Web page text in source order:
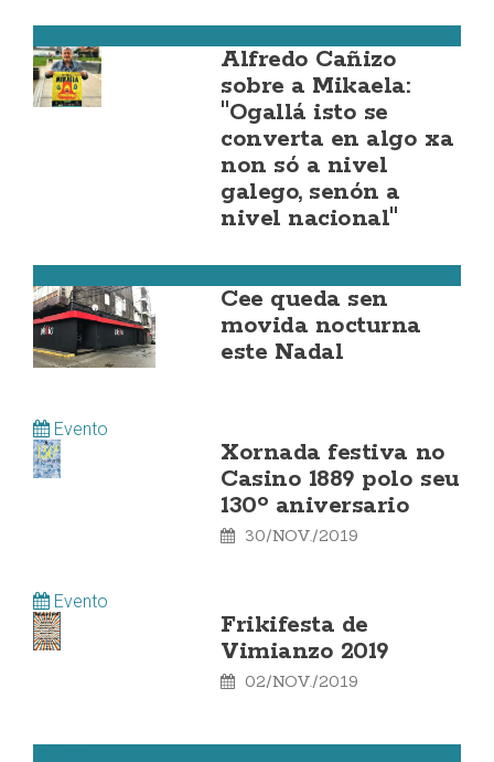
Alfredo Cañizo
sobre a Mikaela:
"Ogallá isto se
converta en algo xa
non só a nivel
galego, senón a
nivel nacional"
Cee queda sen
movida nocturna
este Nadal
Evento
Xornada festiva no
Casino 1889 polo seu
130º aniversario
30/NOV./2019
Evento
Frikifesta de
Vimianzo 2019
02/NOV./2019